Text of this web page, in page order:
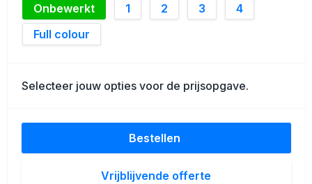
Onbewerkt
1 2 3
4
Full colour
Selecteer jouw opties voor de prijsopgave.
Bestellen
Vrijblijvende offerte